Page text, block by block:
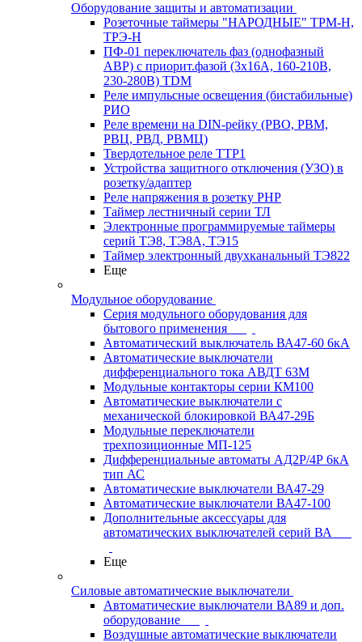
Оборудование защиты и автоматизации
Розеточные таймеры "НАРОДНЫЕ" ТРМ-Н,
ТРЭ-Н
ПФ-01 переключатель фаз (однофазный
АВР) с приорит.фазой (3х16А, 160-210В,
230-280В) TDM
Реле импульсные освещения (бистабильные)
РИО
Реле времени на DIN-рейку (РВО, РВМ,
РВЦ, РВД, РВМЦ)
Твердотельное реле ТТР1
Устройства защитного отключения (УЗО) в
розетку/адаптер
Реле напряжения в розетку РНР
Таймер лестничный серии ТЛ
Электронные программируемые таймеры
серий ТЭ8, ТЭ8А, ТЭ15
Таймер электронный двухканальный ТЭ822
Еще
Модульное оборудование
Серия модульного оборудования для
бытового применения
Автоматический выключатель ВА47-60 6кА
Автоматические выключатели
дифференциального тока АВДТ 63М
Модульные контакторы серии КМ100
Автоматические выключатели с
механической блокировкой ВА47-29Б
Модульные переключатели
трехпозиционные МП-125
Дифференциальные автоматы АД2Р/4Р 6кА
тип АС
Автоматические выключатели ВА47-29
Автоматические выключатели ВА47-100
Дополнительные аксессуары для
автоматических выключателей серий ВА
Еще
Силовые автоматические выключатели
Автоматические выключатели ВА89 и доп.
оборудование
Воздушные автоматические выключатели